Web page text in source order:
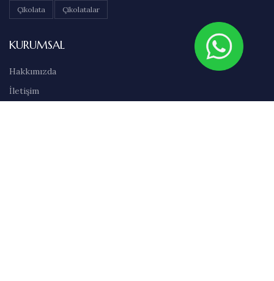
Çikolata Çikolatalar
KURUMSAL
Hakkımızda
İletişim